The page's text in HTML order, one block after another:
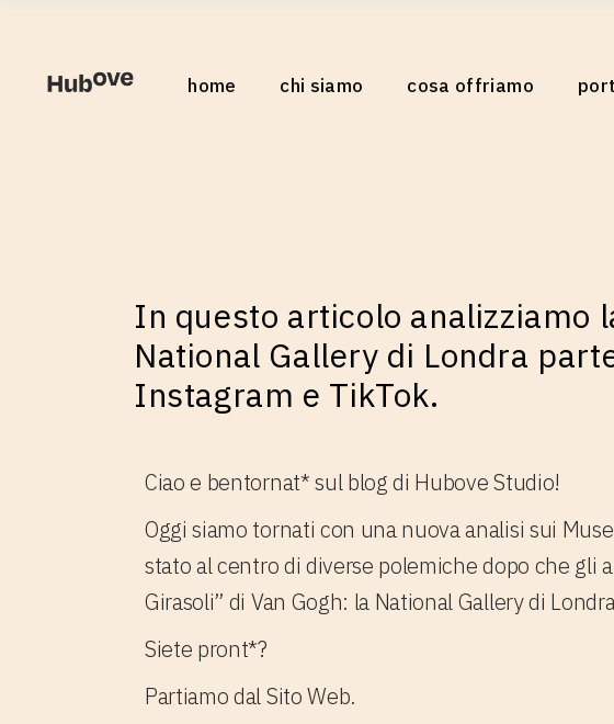
home chi siamo cosa offriamo
Come lavoriamo
In questo articolo analizziamo
National Gallery di Londra
Instagram e TikTok.
Ciao e bentornat* sul blog di Hubove Studio!
Oggi siamo tornati con una nuova analisi sui
stato al centro di diverse polemiche dopo che gli
Girasoli” di Van Gogh: la National Gallery di
Siete pront*?
Partiamo dal Sito Web.